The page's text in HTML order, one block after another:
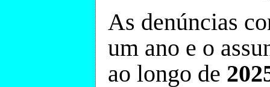
As denúncias
um ano e o
ao longo de